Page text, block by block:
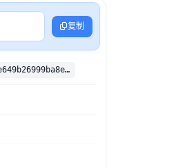
复制
sha256:f7857e643f211e22b492c7a7726671e649b26999ba8e7bdec5113b02d51462ff